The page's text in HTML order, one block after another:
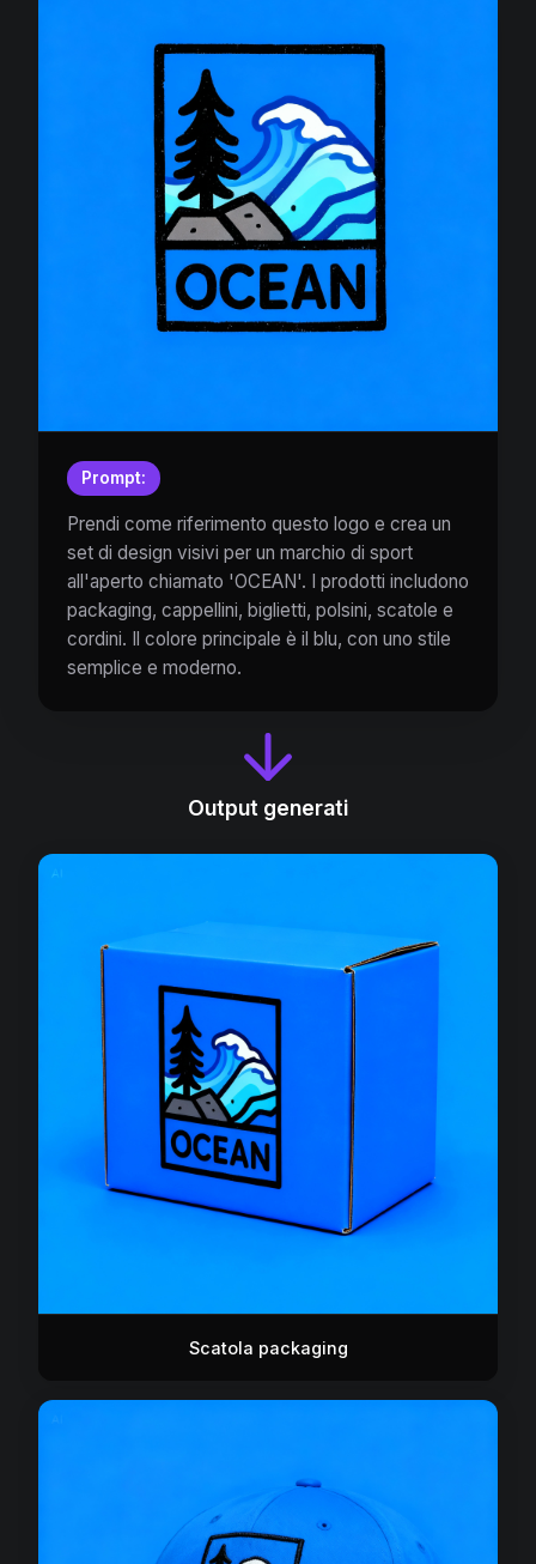
Prompt:
Prendi come riferimento questo logo e crea un
set di design visivi per un marchio di sport
all'aperto chiamato 'OCEAN'. I prodotti includono
packaging, cappellini, biglietti, polsini, scatole e
cordini. Il colore principale è il blu, con uno stile
semplice e moderno.
Output generati
Scatola packaging